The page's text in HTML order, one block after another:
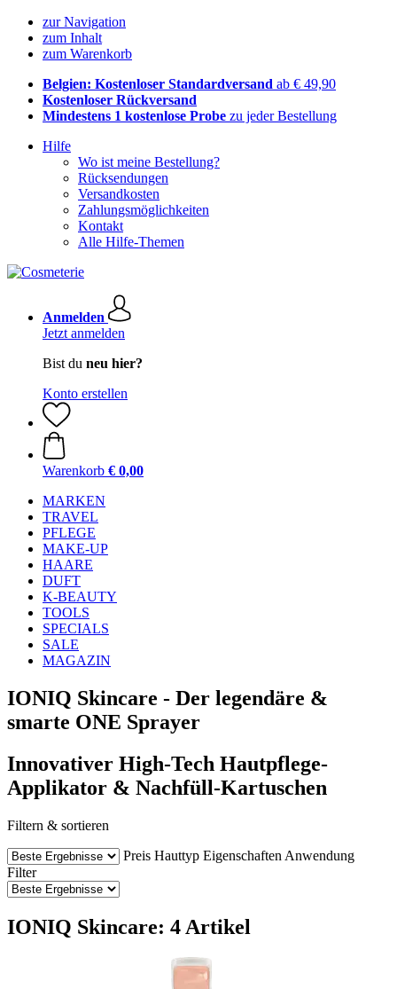
zur Navigation
zum Inhalt
zum Warenkorb
Belgien: Kostenloser Standardversand ab € 49,90
Kostenloser Rückversand
Mindestens 1 kostenlose Probe zu jeder Bestellung
Hilfe
Wo ist meine Bestellung?
Rücksendungen
Versandkosten
Zahlungsmöglichkeiten
Kontakt
Alle Hilfe-Themen
Anmelden
Jetzt anmelden
Bist du neu hier?
Konto erstellen
Warenkorb € 0,00
MARKEN
TRAVEL
PFLEGE
MAKE-UP
HAARE
DUFT
K-BEAUTY
TOOLS
SPECIALS
SALE
MAGAZIN
IONIQ Skincare - Der legendäre &
smarte ONE Sprayer
Innovativer High-Tech Hautpflege-
Applikator & Nachfüll-Kartuschen
Filtern & sortieren
Preis Hauttyp Eigenschaften Anwendung
Filter
IONIQ Skincare: 4 Artikel